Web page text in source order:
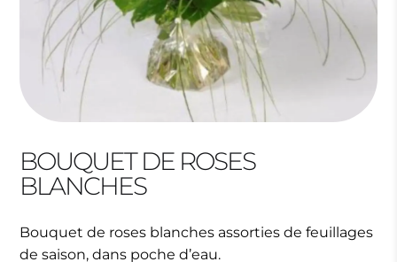
BOUQUET DE ROSES
BLANCHES
Bouquet de roses blanches assorties de feuillages
de saison, dans poche d’eau.